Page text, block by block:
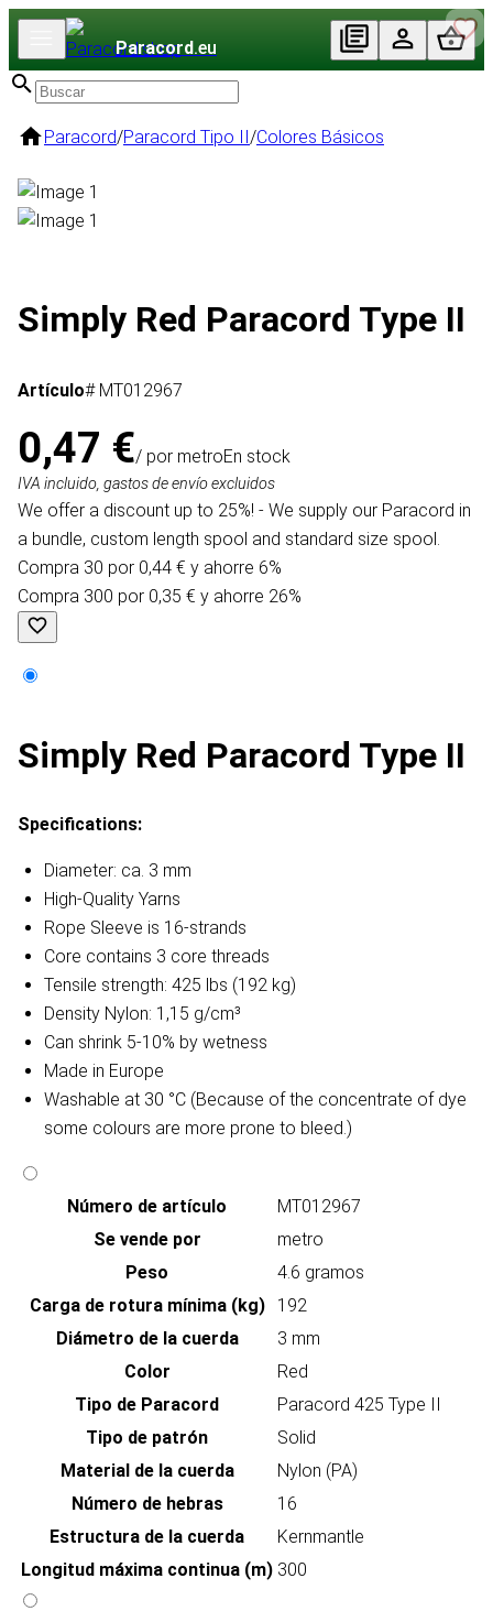
Paracord.eu
Paracord/Paracord Tipo II/Colores Básicos
Simply Red Paracord Type II
Artículo# MT012967
0,47 €/ por metroEn stock
IVA incluido, gastos de envío excluidos
We offer a discount up to 25%! - We supply our Paracord in
a bundle, custom length spool and standard size spool.
Compra 30 por 0,44 € y ahorre 6%
Compra 300 por 0,35 € y ahorre 26%
Simply Red Paracord Type II
Specifications:
Diameter: ca. 3 mm
High-Quality Yarns
Rope Sleeve is 16-strands
Core contains 3 core threads
Tensile strength: 425 lbs (192 kg)
Density Nylon: 1,15 g/cm³
Can shrink 5-10% by wetness
Made in Europe
Washable at 30 °C (Because of the concentrate of dye
some colours are more prone to bleed.)
Número de artículo
MT012967
Se vende por
metro
Peso
4.6 gramos
Carga de rotura mínima (kg)
192
Diámetro de la cuerda
3 mm
Color
Red
Tipo de Paracord
Paracord 425 Type II
Tipo de patrón
Solid
Material de la cuerda
Nylon (PA)
Número de hebras
16
Estructura de la cuerda
Kernmantle
Longitud máxima continua (m) 300